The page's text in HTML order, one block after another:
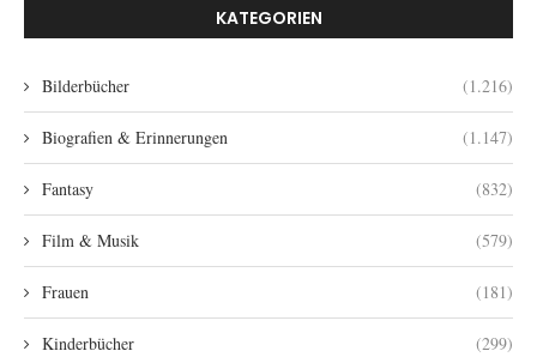
KATEGORIEN
Bilderbücher (1.216)
Biografien & Erinnerungen (1.147)
Fantasy (832)
Film & Musik (579)
Frauen (181)
Kinderbücher (299)